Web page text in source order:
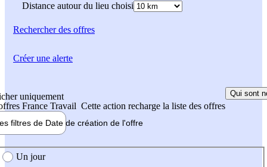
Distance autour du lieu choisi
Rechercherdes offres
uniquement
France Travail Cette action recharge la liste des offres
Qui sont
filtres de Date de création de l'offre
création de l'offre
Un jour
Créer une alerte